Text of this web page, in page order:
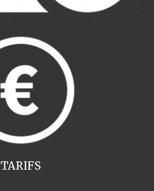
TARIFS